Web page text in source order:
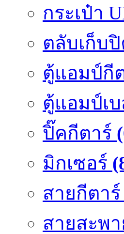
กระเป๋า
ตลับเก็บ
ตู้แอมป์กี
ตู้แอมป์เ
ปิ๊คกีตาร์
มิกเซอร์
สายกีตาร์
สายสะพ